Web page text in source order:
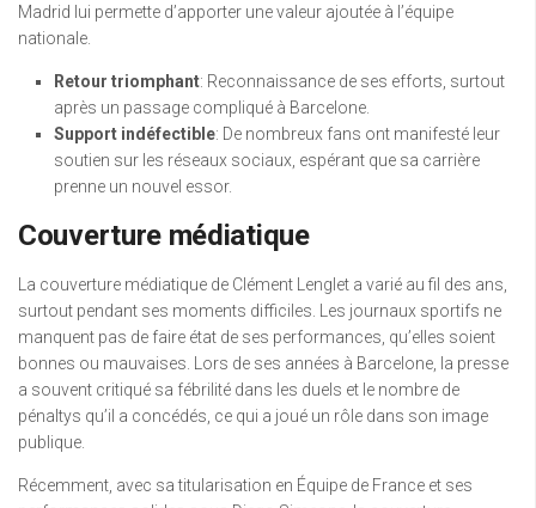
Madrid lui permette d’apporter une valeur ajoutée à l’équipe
nationale.
Retour triomphant: Reconnaissance de ses efforts, surtout
après un passage compliqué à Barcelone.
Support indéfectible: De nombreux fans ont manifesté leur
soutien sur les réseaux sociaux, espérant que sa carrière
prenne un nouvel essor.
Couverture médiatique
La couverture médiatique de Clément Lenglet a varié au fil des ans,
surtout pendant ses moments difficiles. Les journaux sportifs ne
manquent pas de faire état de ses performances, qu’elles soient
bonnes ou mauvaises. Lors de ses années à Barcelone, la presse
a souvent critiqué sa fébrilité dans les duels et le nombre de
pénaltys qu’il a concédés, ce qui a joué un rôle dans son image
publique.
Récemment, avec sa titularisation en Équipe de France et ses